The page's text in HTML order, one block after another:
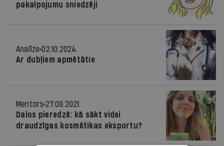
pakalpojumu sniedzēji
Analīze 02.10.2024.
Ar dubļiem apmētātie
Mentors 27.09.2021.
Dalos pieredzē: kā sākt videi
draudzīgas kosmētikas eksportu?